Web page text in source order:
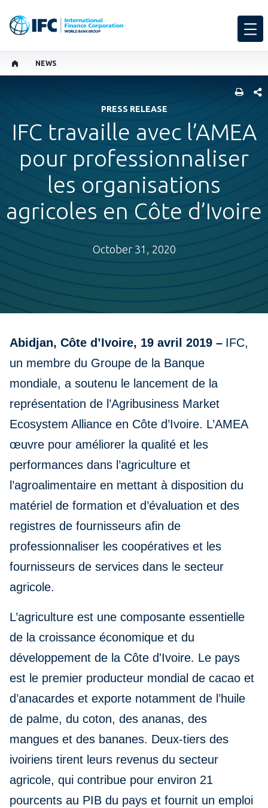
NEWS
PRESS RELEASE
IFC travaille avec l’AMEA
pour professionnaliser
les organisations
agricoles en Côte d’Ivoire
October 31, 2020
Abidjan, Côte d’Ivoire, 19 avril 2019 – IFC,
un membre du Groupe de la Banque
mondiale, a soutenu le lancement de la
représentation de l’Agribusiness Market
Ecosystem Alliance en Côte d’Ivoire. L’AMEA
œuvre pour améliorer la qualité et les
performances dans l’agriculture et
l’agroalimentaire en mettant à disposition du
matériel de formation et d’évaluation et des
registres de fournisseurs afin de
professionnaliser les coopératives et les
fournisseurs de services dans le secteur
agricole.
L’agriculture est une composante essentielle
de la croissance économique et du
développement de la Côte d'Ivoire. Le pays
est le premier producteur mondial de cacao et
d’anacardes et exporte notamment de l’huile
de palme, du coton, des ananas, des
mangues et des bananes. Deux-tiers des
ivoiriens tirent leurs revenus du secteur
agricole, qui contribue pour environ 21
pourcents au PIB du pays et fournit un emploi